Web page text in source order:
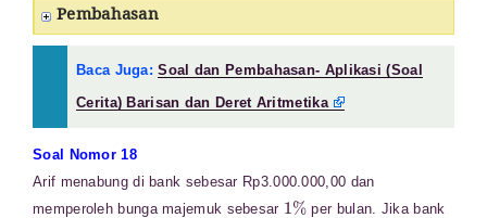
Pembahasan
Baca Juga:Soal dan Pembahasan- Aplikasi (Soal
Cerita) Barisan dan Deret Aritmetika
Soal Nomor 18
Arif menabung di bank sebesar Rp3.000.000,00 dan
memperoleh bunga majemuk sebesar
1%
per bulan. Jika bank